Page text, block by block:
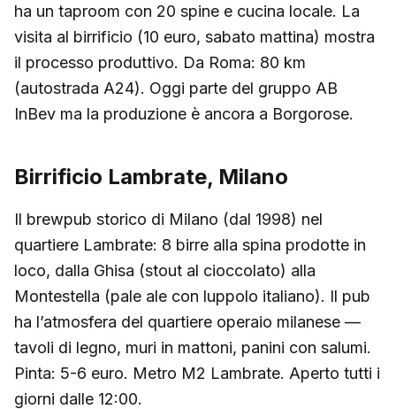
ha un taproom con 20 spine e cucina locale. La
visita al birrificio (10 euro, sabato mattina) mostra
il processo produttivo. Da Roma: 80 km
(autostrada A24). Oggi parte del gruppo AB
InBev ma la produzione è ancora a Borgorose.
Birrificio Lambrate, Milano
Il brewpub storico di Milano (dal 1998) nel
quartiere Lambrate: 8 birre alla spina prodotte in
loco, dalla Ghisa (stout al cioccolato) alla
Montestella (pale ale con luppolo italiano). Il pub
ha l’atmosfera del quartiere operaio milanese —
tavoli di legno, muri in mattoni, panini con salumi.
Pinta: 5-6 euro. Metro M2 Lambrate. Aperto tutti i
giorni dalle 12:00.